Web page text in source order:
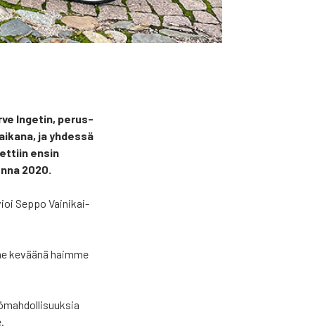
Inge­tin, perus­
ja yhdes­sä
ensin
2020.
Sep­po Vai­ni­kai­
kevää­nä haim­me